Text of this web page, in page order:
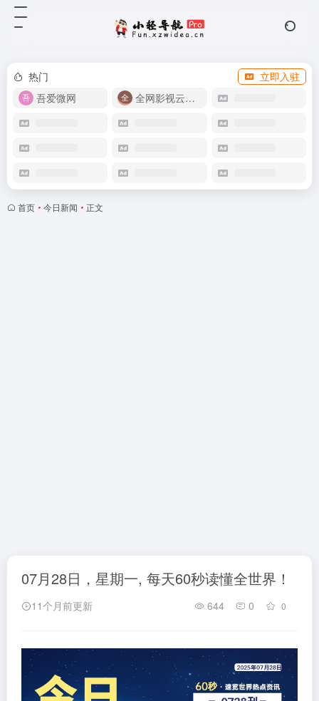
热门
立即入驻
吾爱微网
全网影视云盘资源
首页 • 今日新闻 • 正文
07月28日，星期一, 每天60秒读懂全世界！
11个月前更新 644 0 0